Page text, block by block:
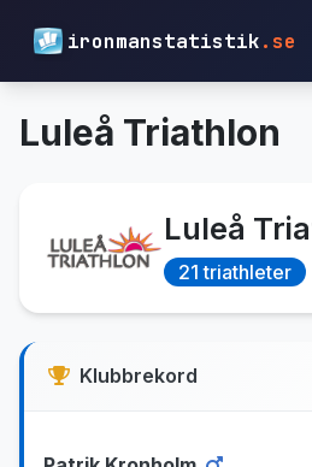
ironmanstatistik.se
Luleå Triathlon
Luleå
21 triathleter
Klubbrekord